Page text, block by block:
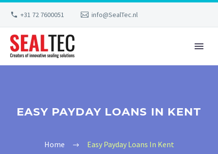
+31 72 7600051 info@SealTec.nl
EASY PAYDAY LOANS IN KENT
Home Easy Payday Loans In Kent